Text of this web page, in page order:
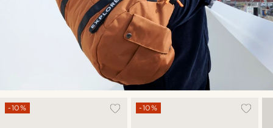
-10% -10%